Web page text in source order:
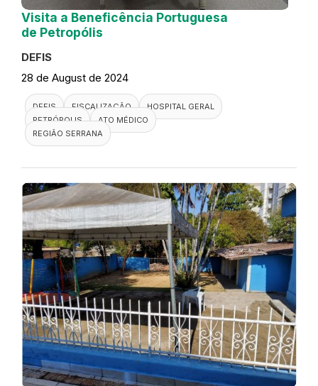
Visita a Beneficência Portuguesa
de Petropólis
DEFIS
28 de August de 2024
DEFIS FISCALIZAÇÃO
HOSPITAL GERAL
PETRÓPOLIS
ATO MÉDICO
REGIÃO SERRANA